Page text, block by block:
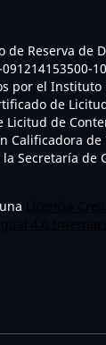
de Reserva de
por el Instituto
de
Licitud de
Calificadora de
Secretaría de